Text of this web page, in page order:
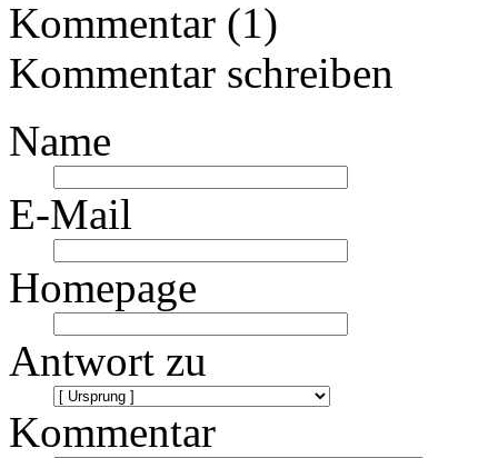
Kommentar (1)
Kommentar schreiben
Name
E-Mail
Homepage
Antwort zu
Kommentar